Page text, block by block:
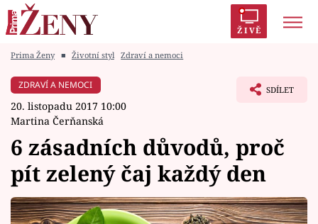
ŽIVĚ
Módní alarm
Zrádci
Témata
Celebrity
Prima Ženy ■ Životní styl Zdraví a nemoci
ZDRAVÍ A NEMOCI
20. listopadu 2017 10:00
Martina Čerňanská
SDÍLET
6 zásadních důvodů, proč
pít zelený čaj každý den